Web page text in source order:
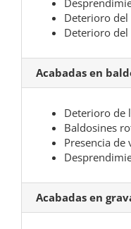
Deterioro del
Deterioro del
Acabadas en
Deterioro de
Baldosines
Presencia
Acabadas en